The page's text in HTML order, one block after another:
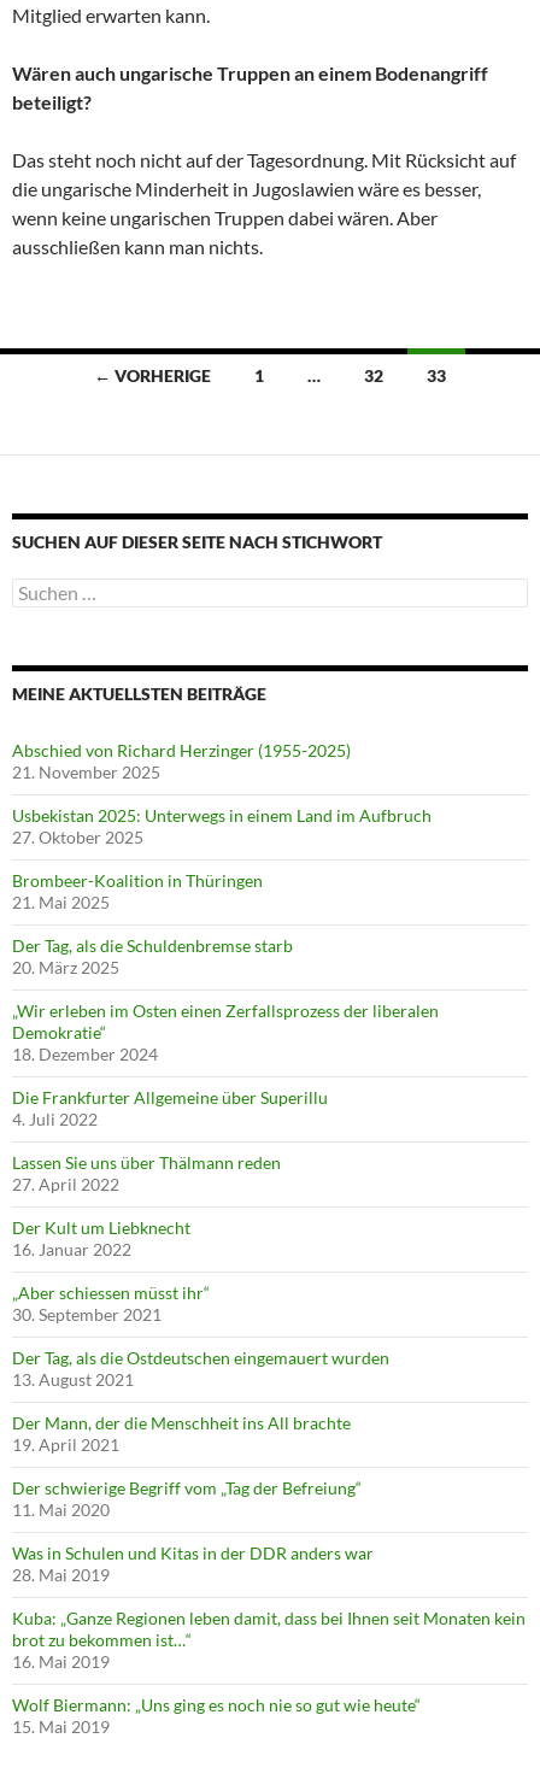
Mitglied erwarten kann.
Wären auch ungarische Truppen an einem Bodenangriff
beteiligt?
Das steht noch nicht auf der Tagesordnung. Mit Rücksicht auf
die ungarische Minderheit in Jugoslawien wäre es besser,
wenn keine ungarischen Truppen dabei wären. Aber
ausschließen kann man nichts.
Beitragsnavigation
← VORHERIGE 1 … 32 33
SUCHEN AUF DIESER SEITE NACH STICHWORT
Suche
nach:
MEINE AKTUELLSTEN BEITRÄGE
Abschied von Richard Herzinger (1955-2025)
21. November 2025
Usbekistan 2025: Unterwegs in einem Land im Aufbruch
27. Oktober 2025
Brombeer-Koalition in Thüringen
21. Mai 2025
Der Tag, als die Schuldenbremse starb
20. März 2025
„Wir erleben im Osten einen Zerfallsprozess der liberalen
Demokratie“
18. Dezember 2024
Die Frankfurter Allgemeine über Superillu
4. Juli 2022
Lassen Sie uns über Thälmann reden
27. April 2022
Der Kult um Liebknecht
16. Januar 2022
„Aber schiessen müsst ihr“
30. September 2021
Der Tag, als die Ostdeutschen eingemauert wurden
13. August 2021
Der Mann, der die Menschheit ins All brachte
19. April 2021
Der schwierige Begriff vom „Tag der Befreiung“
11. Mai 2020
Was in Schulen und Kitas in der DDR anders war
28. Mai 2019
Kuba: „Ganze Regionen leben damit, dass bei Ihnen seit Monaten kein
brot zu bekommen ist…“
16. Mai 2019
Wolf Biermann: „Uns ging es noch nie so gut wie heute“
15. Mai 2019